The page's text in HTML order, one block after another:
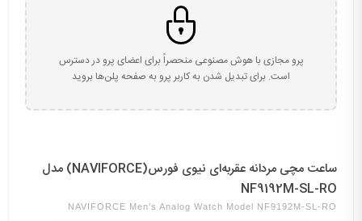
پرو مجازی با هوش مصنوعی منحصراً برای اعضای پرو در دسترس
است. برای تبدیل شدن به کاربر پرو به صفحه پلن‌ها بروید
ساعت مچی مردانه عقربه‌ای نیوی فورس(NAVIFORCE) مدل
NF9192M-SL-RO
NAVIFORCE Men's Analog Watch Model NF9192M-SL-RO